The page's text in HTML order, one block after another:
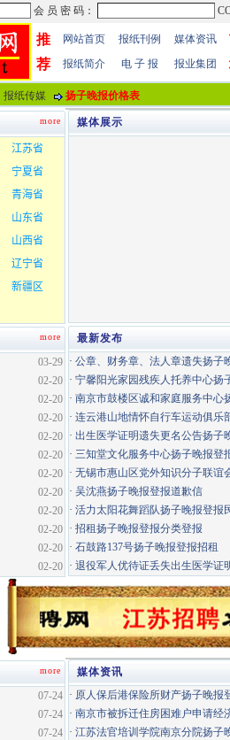
推
荐
网站首页 报纸刊例 媒体资讯
报纸简介 电 子 报 报业集团
纸传媒 扬子晚报价格表
媒体展示
最新发布
· 公章、财务章、法人章遗失扬子
· 宁馨阳光家园残疾人托养中心扬
· 南京市鼓楼区诚和家庭服务中心
· 连云港山地情怀自行车运动俱乐
· 出生医学证明遗失更名公告扬子
· 三知堂文化服务中心扬子晚报登
· 无锡市惠山区党外知识分子联谊
· 吴沈燕扬子晚报登报道歉信
· 活力太阳花舞蹈队扬子晚报登报
· 招租扬子晚报登报分类登报
· 石鼓路137号扬子晚报登报招租
· 退役军人优待证丢失出生医学证
more
more
03-29
02-20
02-20
02-20
02-20
02-20
02-20
02-20
02-20
02-20
02-20
02-20
媒体资讯
· 原人保后港保险所财产扬子晚报
· 南京市被拆迁住房困难户申请经
· 江苏法官培训学院南京分院扬子
more
07-24
07-24
07-24